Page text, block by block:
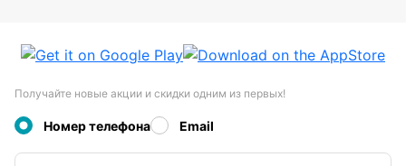
Получайте новые акции и скидки одним из первых!
Номер телефона Email